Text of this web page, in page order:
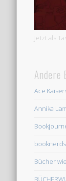
Jetzt als
Andere
Ace
Annika
Bücher